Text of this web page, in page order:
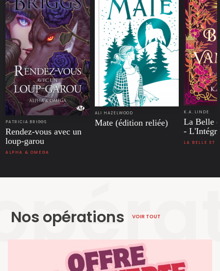
PATRICIA BRIGGS
Rendez-vous avec un
loup-garou
ALPHA & OMEGA
ALI HAZELWOOD
Mate (édition reliée)
K.A. LINDE
La Belle
-
LA BELLE ET
Nos opérations VOIR TOUT